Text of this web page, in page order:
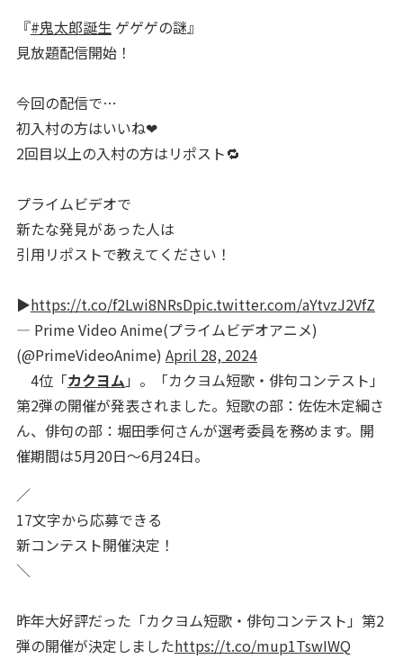
『#鬼太郎誕生ゲゲゲの謎』
見放題配信開始！
今回の配信で…
初入村の方はいいね❤
2回目以上の入村の方はリポスト🔁
プライムビデオで
新たな発見があった人は
引用リポストで教えてください！
▶︎https://t.co/f2Lwi8NRsDpic.twitter.com/aYtvzJ2VfZ
— Prime Video Anime(プライムビデオアニメ)
(@PrimeVideoAnime) April 28, 2024
4位「カクヨム 」。「カクヨム短歌・俳句コンテスト」
第2弾の開催が発表されました。短歌の部：佐佐木定綱さ
ん、俳句の部：堀田季何さんが選考委員を務めます。開
催期間は5月20日～6月24日。
／
17文字から応募できる
新コンテスト開催決定！
＼
昨年大好評だった「カクヨム短歌・俳句コンテスト」第2
弾の開催が決定しましたhttps://t.co/mup1TswIWQ